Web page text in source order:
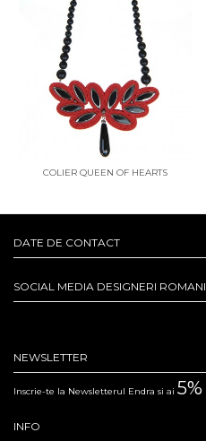
COLIER QUEEN OF HEARTS
DATE DE CONTACT
SOCIAL MEDIA DESIGNERI ROMANI
NEWSLETTER
Inscrie-te la Newsletterul Endra si ai 5%
INFO